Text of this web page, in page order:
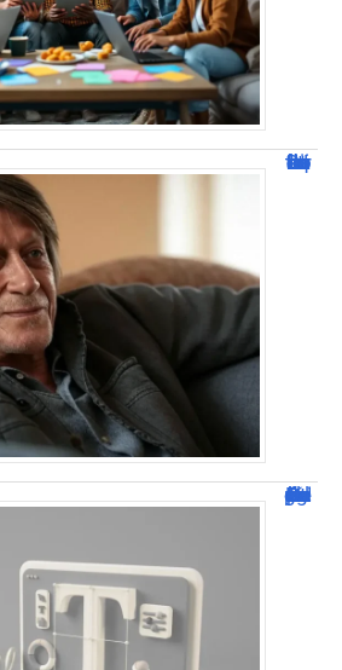
Jacques Dutronc fortune : estimation et sources de richesse !
Dafont Police : guide complet pour télécharger !